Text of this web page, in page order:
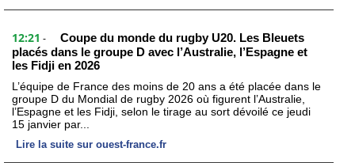
12:21 -
Coupe du monde du rugby U20. Les Bleuets
placés dans le groupe D avec l’Australie, l’Espagne et
les Fidji en 2026
L’équipe de France des moins de 20 ans a été placée dans le
groupe D du Mondial de rugby 2026 où figurent l’Australie,
l’Espagne et les Fidji, selon le tirage au sort dévoilé ce jeudi
15 janvier par...
Lire la suite sur ouest-france.fr